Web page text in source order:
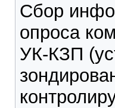
Сбор
опроса
УК-КЗП